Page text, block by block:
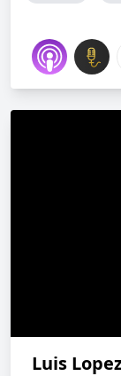
Luis